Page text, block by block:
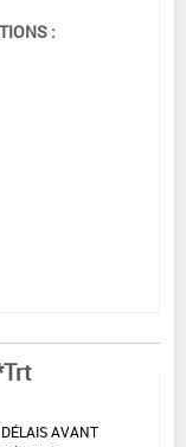
:
DÉLAIS AVANT